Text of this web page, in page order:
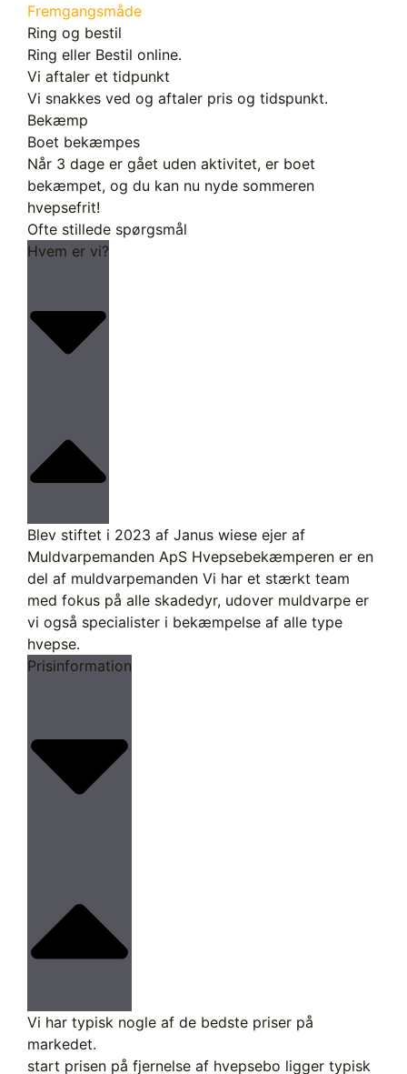
Fremgangsmåde
Ring og bestil
Ring eller Bestil online.
Vi aftaler et tidpunkt
Vi snakkes ved og aftaler pris og tidspunkt.
Bekæmp
Boet bekæmpes
Når 3 dage er gået uden aktivitet, er boet
bekæmpet, og du kan nu nyde sommeren
hvepsefrit!
Ofte stillede spørgsmål
Hvem er vi?
Blev stiftet i 2023 af Janus wiese ejer af
Muldvarpemanden ApS Hvepsebekæmperen er en
del af muldvarpemanden Vi har et stærkt team
med fokus på alle skadedyr, udover muldvarpe er
vi også specialister i bekæmpelse af alle type
hvepse.
Prisinformation
Vi har typisk nogle af de bedste priser på
markedet.
start prisen på fjernelse af hvepsebo ligger typisk